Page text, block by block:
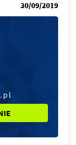
30/09/2019